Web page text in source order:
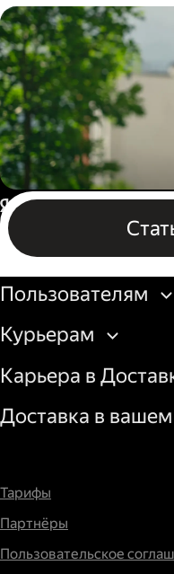
Водитель
грузовой
Пеший
Бизнесу
Пользователям
Курьерам
Карьера в
Доставка в
Тарифы
Партнёры
Пользовательское